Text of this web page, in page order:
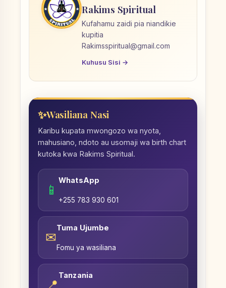
Rakims Spiritual
Kufahamu zaidi pia niandikie
kupitia
Rakimsspiritual@gmail.com
Kuhusu Sisi →
Wasiliana Nasi
Karibu kupata mwongozo wa nyota,
mahusiano, ndoto au usomaji wa birth chart
kutoka kwa Rakims Spiritual.
📱
WhatsApp
+255 783 930 601
✉
Tuma Ujumbe
Fomu ya wasiliana
Tanzania